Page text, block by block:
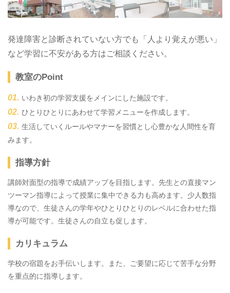
発達障害と診断されていない方でも「人より覚えが悪い」
など学習に不安がある方はご相談ください。
教室のPoint
いわき初の学習支援をメインにした施設です。
ひとりひとりにあわせて学習メニューを作成します。
生活していくルールやマナーを習慣とし心豊かな人間性を育
みます。
指導方針
講師対面型の指導で成績アップを目指します。先生との直接マン
ツーマン指導によって授業に集中できる力も高めます。少人数指
導なので、生徒さんの学年やひとりひとりのレベルに合わせた指
導が可能です。生徒さんの自立も促します。
カリキュラム
学校の宿題をお手伝いします。また、ご要望に応じて苦手な分野
を重点的に指導します。